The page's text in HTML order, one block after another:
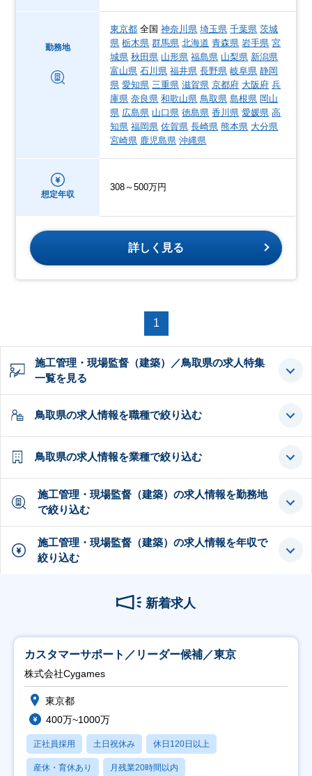
勤務地
東京都 全国神奈川県 埼玉県 千葉県 茨城
県 栃木県 群馬県 北海道 青森県 岩手県 宮
城県 秋田県 山形県 福島県 山梨県 新潟県
富山県 石川県 福井県 長野県 岐阜県 静岡
県 愛知県 三重県 滋賀県 京都府 大阪府 兵
庫県 奈良県 和歌山県 鳥取県 島根県 岡山
県 広島県 山口県 徳島県 香川県 愛媛県 高
知県 福岡県 佐賀県 長崎県 熊本県 大分県
宮崎県 鹿児島県 沖縄県
想定年収
308～500万円
詳しく見る
1
施工管理・現場監督（建築）／鳥取県の求人特集
一覧を見る
鳥取県の求人情報を職種で絞り込む
鳥取県の求人情報を業種で絞り込む
施工管理・現場監督（建築）の求人情報を勤務地
で絞り込む
施工管理・現場監督（建築）の求人情報を年収で
絞り込む
新着求人
カスタマーサポート／リーダー候補／東京
株式会社Cygames
東京都
400万~1000万
正社員採用 土日祝休み 休日120日以上
産休・育休あり 月残業20時間以内